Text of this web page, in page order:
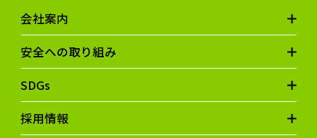
会社案内
安全への取り組み
SDGs
採用情報